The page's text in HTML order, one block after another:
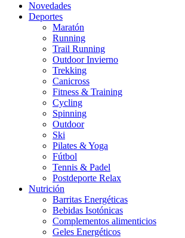
Novedades
Deportes
Maratón
Running
Trail Running
Outdoor Invierno
Trekking
Canicross
Fitness & Training
Cycling
Spinning
Outdoor
Ski
Pilates & Yoga
Fútbol
Tennis & Padel
Postdeporte Relax
Nutrición
Barritas Energéticas
Bebidas Isotónicas
Complementos alimenticios
Geles Energéticos